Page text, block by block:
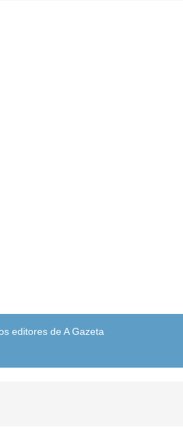
editores de A Gazeta